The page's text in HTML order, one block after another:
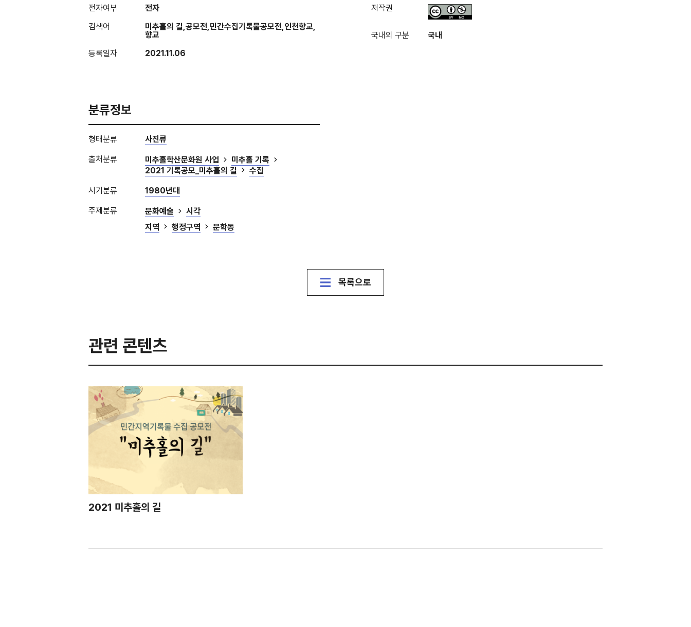
전자여부
전자
검색어
미추홀의 길,공모전,민간수집기록물공모전,인천향교,
향교
등록일자
2021.11.06
저작권
국내외 구분 국내
분류정보
형태분류 사진류
출처분류 미추홀학산문화원 사업
미추홀 기록
2021 기록공모_미추홀의 길
수집
시기분류 1980년대
주제분류 문화예술
시각
지역
행정구역 문학동
목록으로
관련 콘텐츠
2021 미추홀의 길